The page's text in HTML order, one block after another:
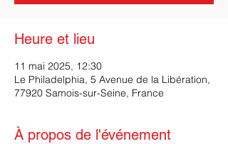
Heure et lieu
11 mai 2025, 12:30
Le Philadelphia, 5 Avenue de la Libération,
77920 Samois-sur-Seine, France
À propos de l'événement